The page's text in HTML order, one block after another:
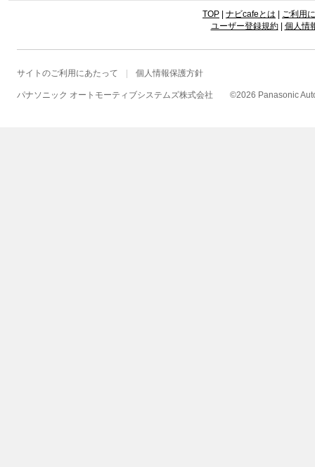
TOP ナビcafeとは
ご利用
ユーザー登録規約| 個人情
サイトのご利用にあたって 個人情報保護方針
パナソニック オートモーティブシステムズ株式会社 ©2026 Panasonic